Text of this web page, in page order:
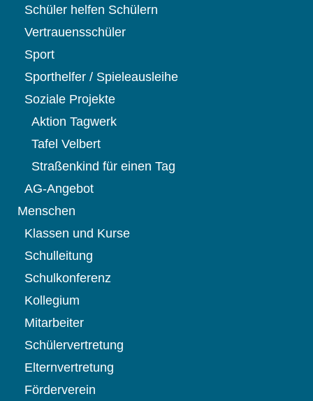
Schüler helfen Schülern
Vertrauensschüler
Sport
Sporthelfer / Spieleausleihe
Soziale Projekte
Aktion Tagwerk
Tafel Velbert
Straßenkind für einen Tag
AG-Angebot
Menschen
Klassen und Kurse
Schulleitung
Schulkonferenz
Kollegium
Mitarbeiter
Schülervertretung
Elternvertretung
Förderverein